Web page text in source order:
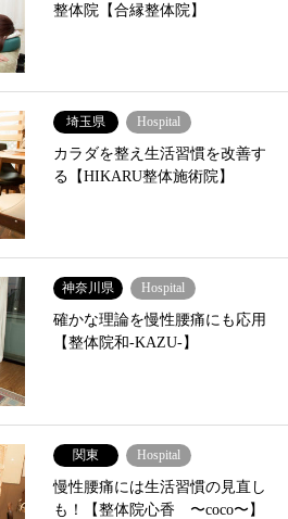
整体院【合縁整体院】
埼玉県 Hospital
カラダを整え生活習慣を改善す
る【HIKARU整体施術院】
神奈川県 Hospital
確かな理論を慢性腰痛にも応用
【整体院和-KAZU-】
関東 Hospital
慢性腰痛には生活習慣の見直し
も！【整体院心香 〜coco〜】